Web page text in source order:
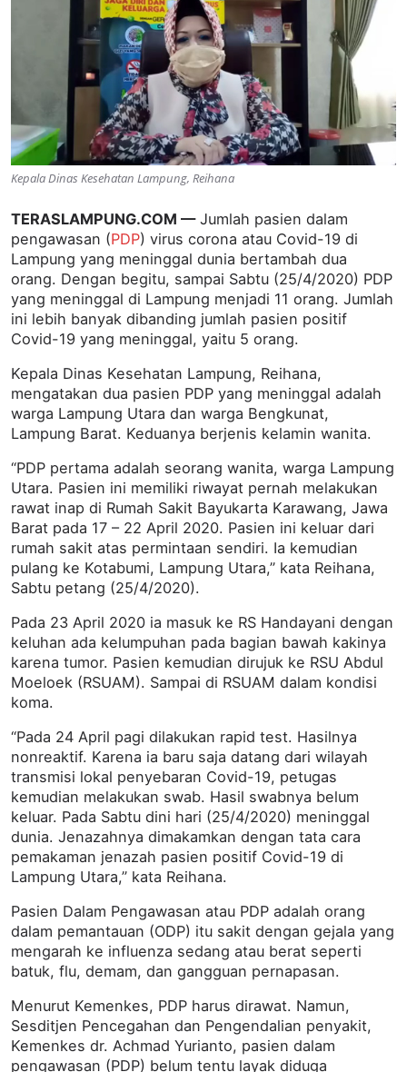
Kepala Dinas Kesehatan Lampung, Reihana
TERASLAMPUNG.COM —Jumlah pasien dalam
pengawasan (PDP) virus corona atau Covid-19 di
Lampung yang meninggal dunia bertambah dua
orang. Dengan begitu, sampai Sabtu (25/4/2020) PDP
yang meninggal di Lampung menjadi 11 orang. Jumlah
ini lebih banyak dibanding jumlah pasien positif
Covid-19 yang meninggal, yaitu 5 orang.
Kepala Dinas Kesehatan Lampung, Reihana,
mengatakan dua pasien PDP yang meninggal adalah
warga Lampung Utara dan warga Bengkunat,
Lampung Barat. Keduanya berjenis kelamin wanita.
“PDP pertama adalah seorang wanita, warga Lampung
Utara. Pasien ini memiliki riwayat pernah melakukan
rawat inap di Rumah Sakit Bayukarta Karawang, Jawa
Barat pada 17 – 22 April 2020. Pasien ini keluar dari
rumah sakit atas permintaan sendiri. Ia kemudian
pulang ke Kotabumi, Lampung Utara,” kata Reihana,
Sabtu petang (25/4/2020).
Pada 23 April 2020 ia masuk ke RS Handayani dengan
keluhan ada kelumpuhan pada bagian bawah kakinya
karena tumor. Pasien kemudian dirujuk ke RSU Abdul
Moeloek (RSUAM). Sampai di RSUAM dalam kondisi
koma.
“Pada 24 April pagi dilakukan rapid test. Hasilnya
nonreaktif. Karena ia baru saja datang dari wilayah
transmisi lokal penyebaran Covid-19, petugas
kemudian melakukan swab. Hasil swabnya belum
keluar. Pada Sabtu dini hari (25/4/2020) meninggal
dunia. Jenazahnya dimakamkan dengan tata cara
pemakaman jenazah pasien positif Covid-19 di
Lampung Utara,” kata Reihana.
Pasien Dalam Pengawasan atau PDP adalah orang
dalam pemantauan (ODP) itu sakit dengan gejala yang
mengarah ke influenza sedang atau berat seperti
batuk, flu, demam, dan gangguan pernapasan.
Menurut Kemenkes, PDP harus dirawat. Namun,
Sesditjen Pencegahan dan Pengendalian penyakit,
Kemenkes dr. Achmad Yurianto, pasien dalam
pengawasan (PDP) belum tentu layak diduga